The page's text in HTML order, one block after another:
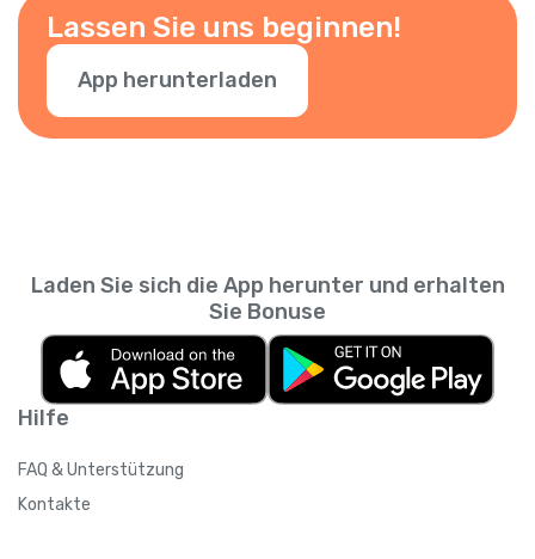
Lassen Sie uns beginnen!
App herunterladen
Hilfe
FAQ & Unterstützung
Kontakte
Laden Sie sich die App herunter und erhalten
Sie Bonuse